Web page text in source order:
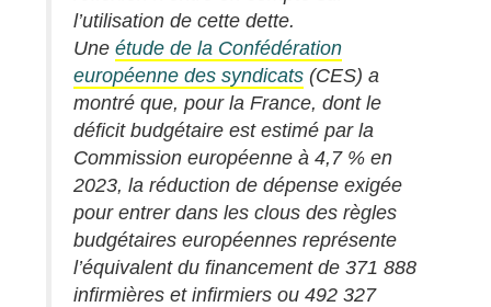
l’utilisation de cette dette.
Une étude de la Confédération
européenne des syndicats (CES) a
montré que, pour la France, dont le
déficit budgétaire est estimé par la
Commission européenne à 4,7 % en
2023, la réduction de dépense exigée
pour entrer dans les clous des règles
budgétaires européennes représente
l’équivalent du financement de 371 888
infirmières et infirmiers ou 492 327